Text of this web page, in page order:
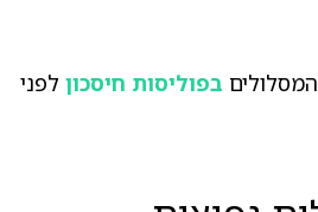
בפוליסות חיסכוןלפני